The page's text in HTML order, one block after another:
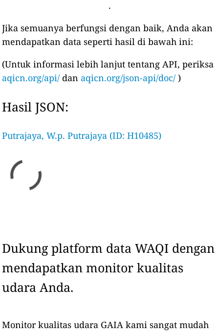
.
Jika semuanya berfungsi dengan baik, Anda akan
mendapatkan data seperti hasil di bawah ini:
(Untuk informasi lebih lanjut tentang API, periksa
aqicn.org/api/ dan aqicn.org/json-api/doc/ )
Hasil JSON:
Putrajaya, W.p. Putrajaya (ID: H10485)
Dukung platform data WAQI dengan
mendapatkan monitor kualitas
udara Anda.
Monitor kualitas udara GAIA kami sangat mudah